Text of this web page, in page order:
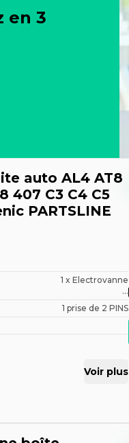
en 3
auto AL4 AT8
407 C3 C4 C5
PARTSLINE
1 x Electrovanne
...
1 prise de 2 PINS
Voir plus